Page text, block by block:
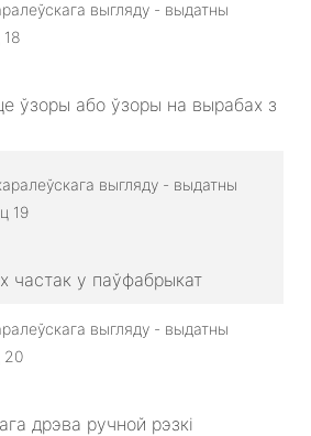
ўзоры або ўзоры на вырабах з
частак у паўфабрыкат
дрэва ручной рэзкі